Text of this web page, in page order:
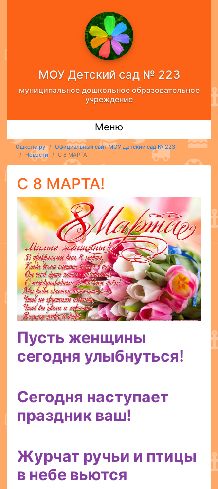
МОУ Детский сад № 223
муниципальное дошкольное образовательное
учреждение
Меню
Ошколе.ру
Официальный сайт МОУ Детский сад № 223
Новости
С 8 МАРТА!
С 8 МАРТА!
Пусть женщины
сегодня улыбнуться!
Сегодня наступает
праздник ваш!
Журчат ручьи и птицы
в небе вьются